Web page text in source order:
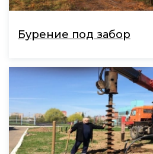
Бурение под забор